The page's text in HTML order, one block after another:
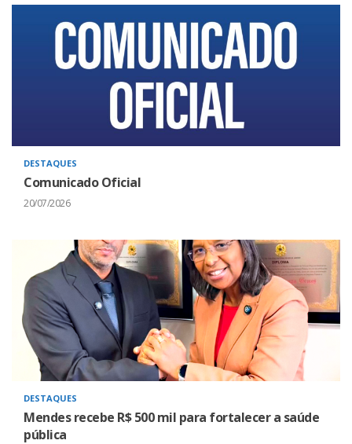
DESTAQUES
Comunicado Oficial
20/07/2026
DESTAQUES
Mendes recebe R$ 500 mil para fortalecer a saúde
pública